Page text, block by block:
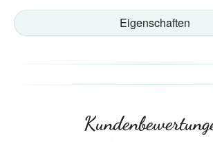
Eigenschaften